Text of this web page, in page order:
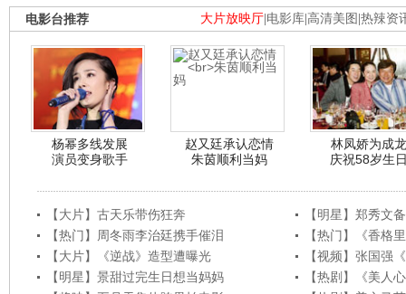
大片放映厅 电影库 高清美图 热辣资
电影台推荐
杨幂多线发展
演员变身歌手
赵又廷承认恋情
朱茵顺利当妈
林凤娇为成龙
庆祝58岁生
【大片】古天乐带伤狂奔
【明星】郑秀文
【热门】周冬雨李治廷携手催泪
【热门】《香格
【大片】《逆战》造型遭曝光
【视频】张国强
【明星】景甜过完生日想当妈妈
【热剧】《美人